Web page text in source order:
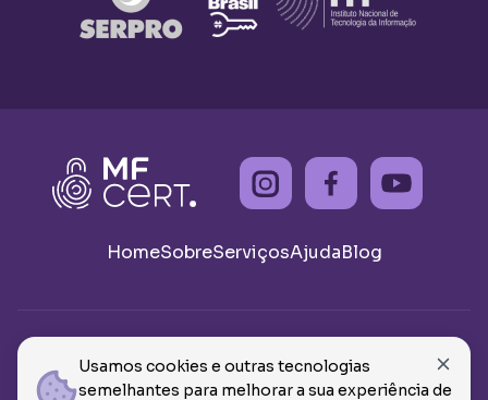
Usamos cookies e outras tecnologias
semelhantes para melhorar a sua experiência de
HomeSobreServiçosAjudaBlog
© 2026 - Todos os direitos reservados MF CERTIFICADOS
E ASSESSORIAS, CNPJ: 46.908.359/0001-62